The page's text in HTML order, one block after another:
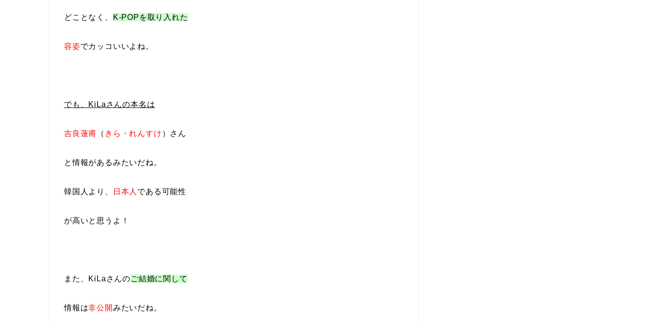
どことなく、 K-POPを取り入れた
容姿でカッコいいよね。
でも、KiLaさんの本名は
吉良蓮甫 （ きら・れんすけ ）さん
と情報があるみたいだね。
韓国人より、 日本人 である可能性
が高いと思うよ！
また、KiLaさんのご結婚に関して
情報は非公開みたいだね。